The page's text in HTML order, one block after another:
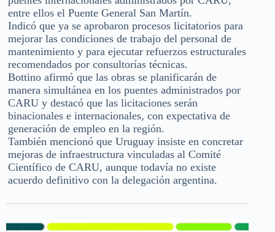
entre ellos el Puente General San Martín.
Indicó que ya se aprobaron procesos licitatorios para
mejorar las condiciones de trabajo del personal de
mantenimiento y para ejecutar refuerzos estructurales
recomendados por consultorías técnicas.
Bottino afirmó que las obras se planificarán de
manera simultánea en los puentes administrados por
CARU y destacó que las licitaciones serán
binacionales e internacionales, con expectativa de
generación de empleo en la región.
También mencionó que Uruguay insiste en concretar
mejoras de infraestructura vinculadas al Comité
Científico de CARU, aunque todavía no existe
acuerdo definitivo con la delegación argentina.